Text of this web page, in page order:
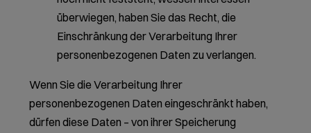
überwiegen, haben Sie das Recht, die
Einschränkung der Verarbeitung Ihrer
personenbezogenen Daten zu verlangen.
Wenn Sie die Verarbeitung Ihrer
personenbezogenen Daten eingeschränkt haben,
dürfen diese Daten – von ihrer Speicherung